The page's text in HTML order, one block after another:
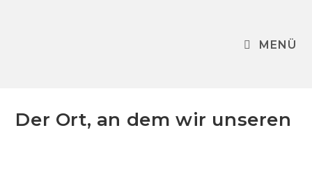
MENÜ
Der Ort, an dem wir unseren